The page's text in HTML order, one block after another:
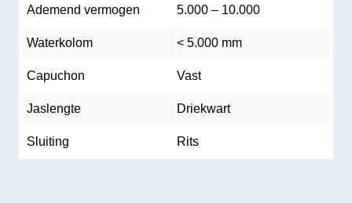
Ademend vermogen 5.000 – 10.000
Waterkolom < 5.000 mm
Capuchon Vast
Jaslengte Driekwart
Sluiting Rits